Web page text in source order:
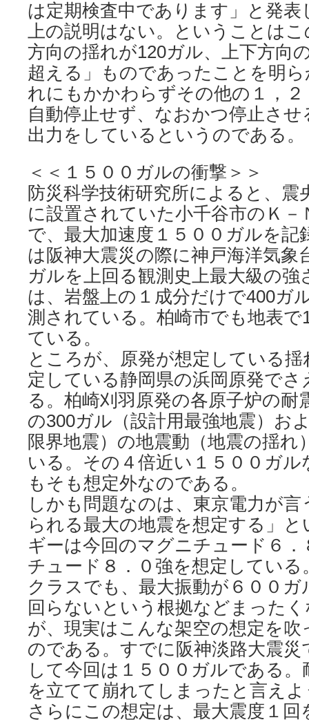
は定期検査中であります」と発
上の説明はない。ということは
方向の揺れが120ガル、上下方向
超える」ものであったことを明
れにもかかわらずその他の１，
自動停止せず、なおかつ停止さ
出力をしているというのである。
＜＜１５００ガルの衝撃＞＞
防災科学技術研究所によると、震
に設置されていた小千谷市のＫ－
で、最大加速度１５００ガルを記
は阪神大震災の際に神戸海洋気象
ガルを上回る観測史上最大級の強
は、岩盤上の１成分だけで400ガ
測されている。柏崎市でも地表で
ている。
ところが、原発が想定している
定している静岡県の浜岡原発で
る。柏崎刈羽原発の各原子炉の耐
の300ガル（設計用最強地震）お
限界地震）の地震動（地震の揺れ
いる。その４倍近い１５００ガ
もそも想定外なのである。
しかも問題なのは、東京電力が
られる最大の地震を想定する」
ギーは今回のマグニチュード６
チュード８．０強を想定してい
クラスでも、最大振動が６００
回らないという根拠などまった
が、現実はこんな架空の想定を
のである。すでに阪神淡路大震
して今回は１５００ガルである。
を立てて崩れてしまったと言えよ
さらにこの想定は、最大震度１